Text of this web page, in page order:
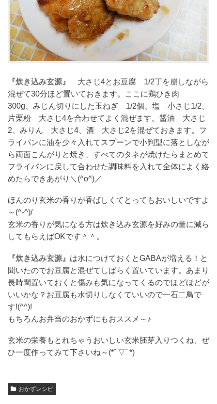
『炊き込み玄源』
大さじ4とお豆腐 1/2丁を崩しながら
混ぜて30分ほど置いておきます。ここに鶏ひき肉
300g、みじん切りにした玉ねぎ 1/2個、塩 小さじ1/2、
片栗粉 大さじ4を合わせてよく混ぜます。醤油 大さじ
2、みりん 大さじ4、酒 大さじ2を混ぜておきます。フ
ライパンに油を少々入れてスプーンで小判型に落としなが
ら両面こんがりと焼き、すべてのタネが焼けたらまとめて
フライパンに戻して合わせた調味料を入れて全体によく絡
めたらできあがり＼(^o^)／
ほんのり玄米の香りが香ばしくてとってもおいしいですよ
～(^-^)/
玄米の香りが気になる方は炊き込み玄源を好みの量に減ら
してもらえばOKです＾＾。
『炊き込み玄源』 は水につけておくとGABAが増える！と
聞いたのでお豆腐と混ぜてしばらく置いています。あまり
長時間置いておくと傷みも気になってくるのでほどほどが
いいかな？お豆腐も水切りしなくていいので一石二鳥で
す!(^^)!
もちろんお弁当のおかずにもおススメ～♪
玄米の栄養もとれちゃうおいしい玄米胚芽入りつくね、ぜ
ひ一度作ってみて下さいね～(*ﾟ▽ﾟ*)
おかずレシピ